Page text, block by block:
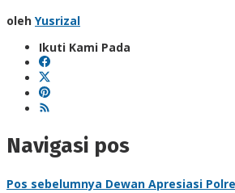
oleh Yusrizal
Ikuti Kami Pada
Navigasi pos
Pos sebelumnya Dewan Apresiasi